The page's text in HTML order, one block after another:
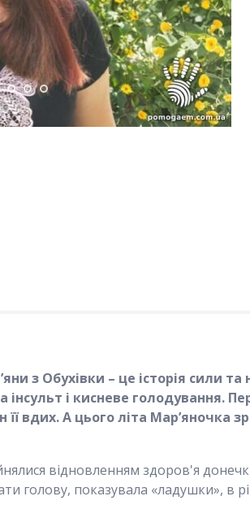
з Обухівки – це історія сили
інсульт і кисневе голодування.
її вдих. А цього літа
відновленням здоров'я
голову, показувала «ладушки», в